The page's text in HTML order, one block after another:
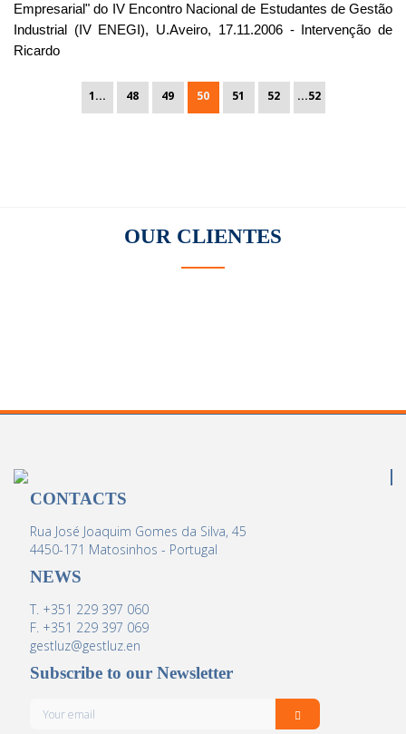
Empresarial" do IV Encontro Nacional de Estudantes de Gestão
Industrial (IV ENEGI), U.Aveiro, 17.11.2006 - Intervenção de
Ricardo
1... 48 49 50 51 52 ...52
OUR CLIENTES
CONTACTS
Rua José Joaquim Gomes da Silva, 45
4450-171 Matosinhos - Portugal
NEWS
T. +351 229 397 060
F. +351 229 397 069
gestluz@gestluz.en
Subscribe to our Newsletter